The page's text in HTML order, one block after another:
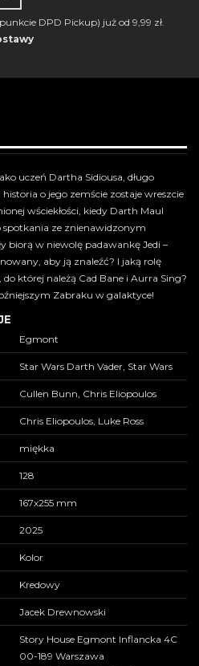
DPD Pickup) już od 9,99 zł.
uczeń Dartha Sidiousa, długo
o jego zemście zostaje wreszcie
wściekłości, kiedy Darth Maul
ze znienawidzonym
biorą w niewolę padawankę Jedi –
aby ją znaleźć? I jaką rolę
której należą Cad Bane i Aurra Sing?
Zabraku w galaktyce!
Egmont
Star Wars Darth Vader, Star Wars
Cullen Bunn, Chris Eliopoulos
Chris Eliopoulos, Luke Ross
miękka
128
167x255 mm
2025
Kolor
Kredowy
Jacek Drewnowski
Story House Egmont Inflancka 4C
00-189 Warszawa